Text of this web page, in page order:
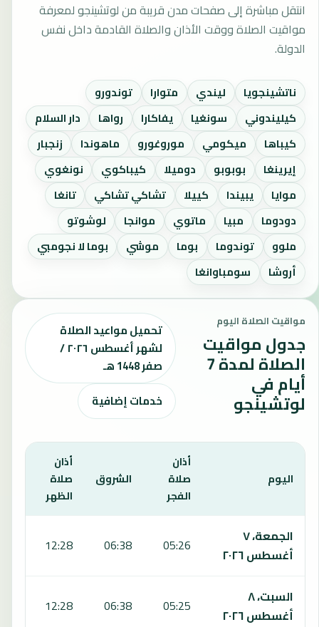
انتقل مباشرة إلى صفحات مدن قريبة من لوتشينجو لمعرفة
مواقيت الصلاة ووقت الأذان والصلاة القادمة داخل نفس
الدولة.
ناتشينجويا ليندي متوارا
توندورو
كيليندوني
سونغيا يفاكارا رواها
دار السلام
كيباها
ميكومي موروغورو ماهوندا
زنجبار
إيرينغا
بوبوبو دوميلا كيباكوي
نونغوي
موايا
يبيندا كييلا تشاكي تشاكي
تانغا
دودوما
مبيا ماتوي موانجا
لوشوتو
ملوو
توندوما بوما موشي
بوما لا نجومبي
أروشا
سومباوانغا
مواقيت الصلاة اليوم
جدول مواقيت
الصلاة لمدة 7
أيام في
لوتشينجو
تحميل مواعيد الصلاة
لشهر أغسطس ٢٠٢٦ /
صفر 1448 هـ
خدمات إضافية
اليوم
أذان
صلاة
الفجر
الشروق
أذان
صلاة
الظهر
الجمعة، ٧
أغسطس ٢٠٢٦
05:26
06:38
12:28
السبت، ٨
أغسطس ٢٠٢٦
05:25
06:38
12:28